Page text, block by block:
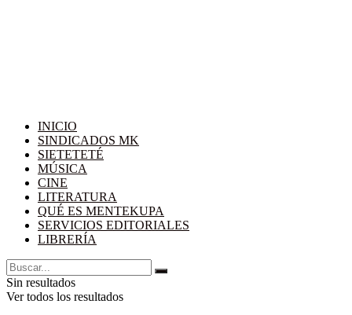
INICIO
SINDICADOS MK
SIETETETÉ
MÚSICA
CINE
LITERATURA
QUÉ ES MENTEKUPA
SERVICIOS EDITORIALES
LIBRERÍA
Sin resultados
Ver todos los resultados